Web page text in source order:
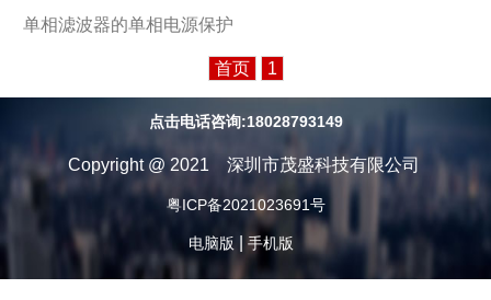
单相滤波器的单相电源保护
首页 1
点击电话咨询:18028793149
Copyright @ 2021 深圳市茂盛科技有限公司
粤ICP备2021023691号
电脑版 手机版